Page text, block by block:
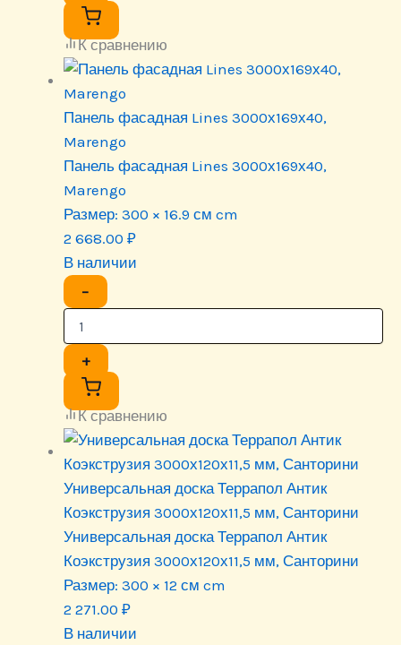
К сравнению
Панель фасадная Lines 3000х169х40,
Marengo
Панель фасадная Lines 3000х169х40,
Marengo
Размер: 300 × 16.9 см cm
2 668.00 ₽
В наличии
−
+
К сравнению
Универсальная доска Террапол Антик
Коэкструзия 3000х120х11,5 мм, Санторини
Универсальная доска Террапол Антик
Коэкструзия 3000х120х11,5 мм, Санторини
Размер: 300 × 12 см cm
2 271.00 ₽
В наличии